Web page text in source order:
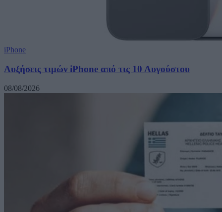
iPhone
Αυξήσεις τιμών iPhone από τις 10 Αυγούστου
08/08/2026